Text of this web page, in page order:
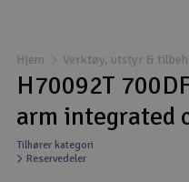
Droner
Droner for FPV
Fly
Hjem Verktøy, utstyr &
H70092T
arm integrated
Tilhører kategori
Reservedeler